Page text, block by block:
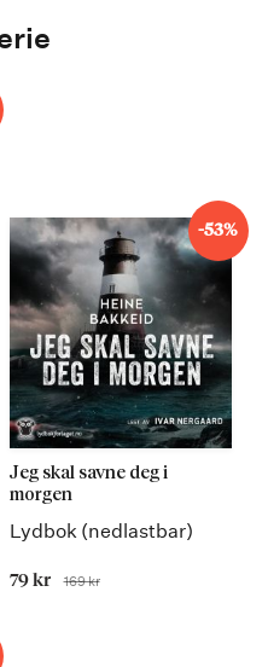
-53%
Jeg skal savne deg i
morgen
Lydbok (nedlastbar)
Tilbudspris
79 kr Før
169 kr